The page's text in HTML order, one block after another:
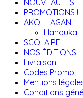
NOUVEAUTÉS
PROMOTIONS !
AKOL LAGAN
Hanouka
SCOLAIRE
NOS ÉDITIONS
Livraison
Codes Promo
Mentions
Conditions